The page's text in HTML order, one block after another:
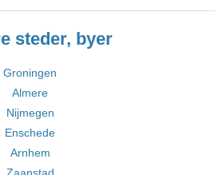
steder, byer
Groningen
Almere
Nijmegen
Enschede
Arnhem